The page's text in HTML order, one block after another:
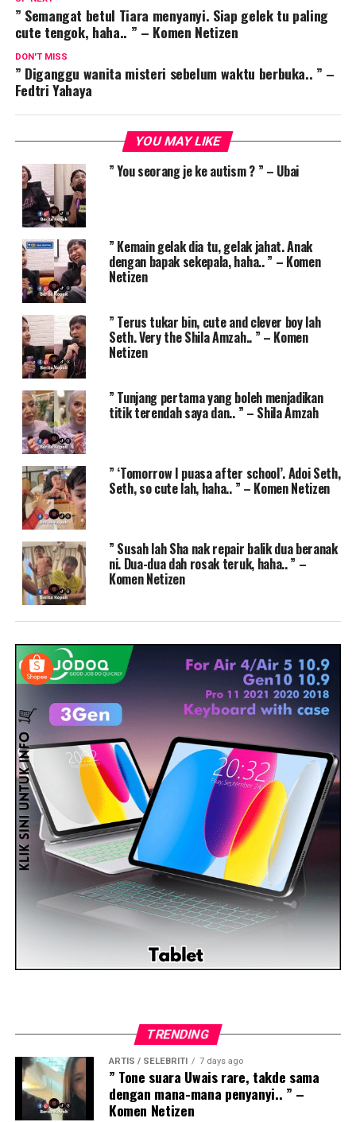
” Semangat betul Tiara menyanyi. Siap gelek tu paling
cute tengok, haha.. ” – Komen Netizen
DON'T MISS
” Diganggu wanita misteri sebelum waktu berbuka.. ” –
Fedtri Yahaya
YOU MAY LIKE
” You seorang je ke autism ? ” – Ubai
” Kemain gelak dia tu, gelak jahat. Anak
dengan bapak sekepala, haha.. ” – Komen
Netizen
” Terus tukar bin, cute and clever boy lah
Seth. Very the Shila Amzah.. ” – Komen
Netizen
” Tunjang pertama yang boleh menjadikan
titik terendah saya dan.. ” – Shila Amzah
” ‘Tomorrow I puasa after school’. Adoi Seth,
Seth, so cute lah, haha.. ” – Komen Netizen
” Susah lah Sha nak repair balik dua beranak
ni. Dua-dua dah rosak teruk, haha.. ” –
Komen Netizen
TRENDING
ARTIS / SELEBRITI 7 days ago
” Tone suara Uwais rare, takde sama
dengan mana-mana penyanyi.. ” –
Komen Netizen